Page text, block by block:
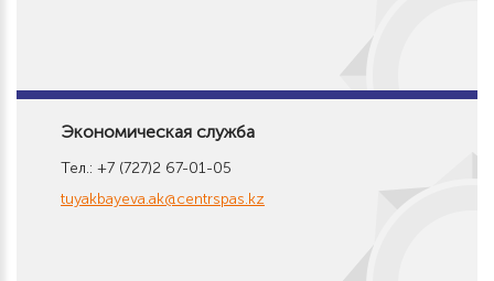
Экономическая служба
Тел.: +7 (727)2 67-01-05
tuyakbayeva.ak@centrspas.kz